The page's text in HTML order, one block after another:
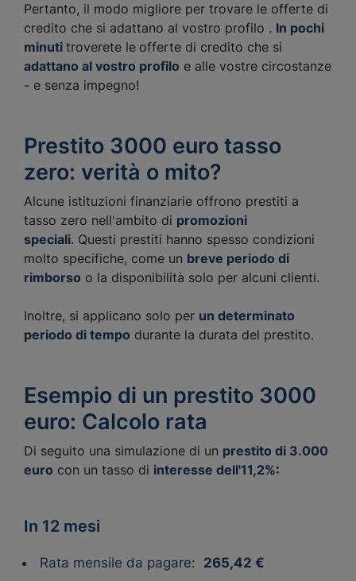
Pertanto, il modo migliore per trovare le offerte di
credito che si adattano al vostro profilo . In pochi
minuti troverete le offerte di credito che si
adattano al vostro profilo e alle vostre circostanze
- e senza impegno!
Prestito 3000 euro tasso
zero: verità o mito?
Alcune istituzioni finanziarie offrono prestiti a
tasso zero nell'ambito di promozioni
speciali. Questi prestiti hanno spesso condizioni
molto specifiche, come un breve periodo di
rimborso o la disponibilità solo per alcuni clienti.
Inoltre, si applicano solo per un determinato
periodo di tempo durante la durata del prestito.
Esempio di un prestito 3000
euro: Calcolo rata
Di seguito una simulazione di un prestito di 3.000
euro con un tasso di interesse dell'11,2%:
In 12 mesi
Rata mensile da pagare: 265,42 €